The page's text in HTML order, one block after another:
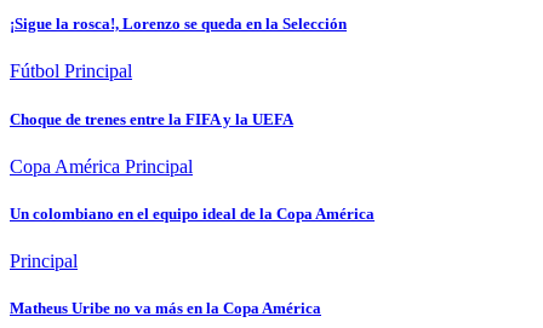
¡Sigue la rosca!, Lorenzo se queda en la Selección
Fútbol Principal
Choque de trenes entre la FIFA y la UEFA
Copa América Principal
Un colombiano en el equipo ideal de la Copa América
Principal
Matheus Uribe no va más en la Copa América